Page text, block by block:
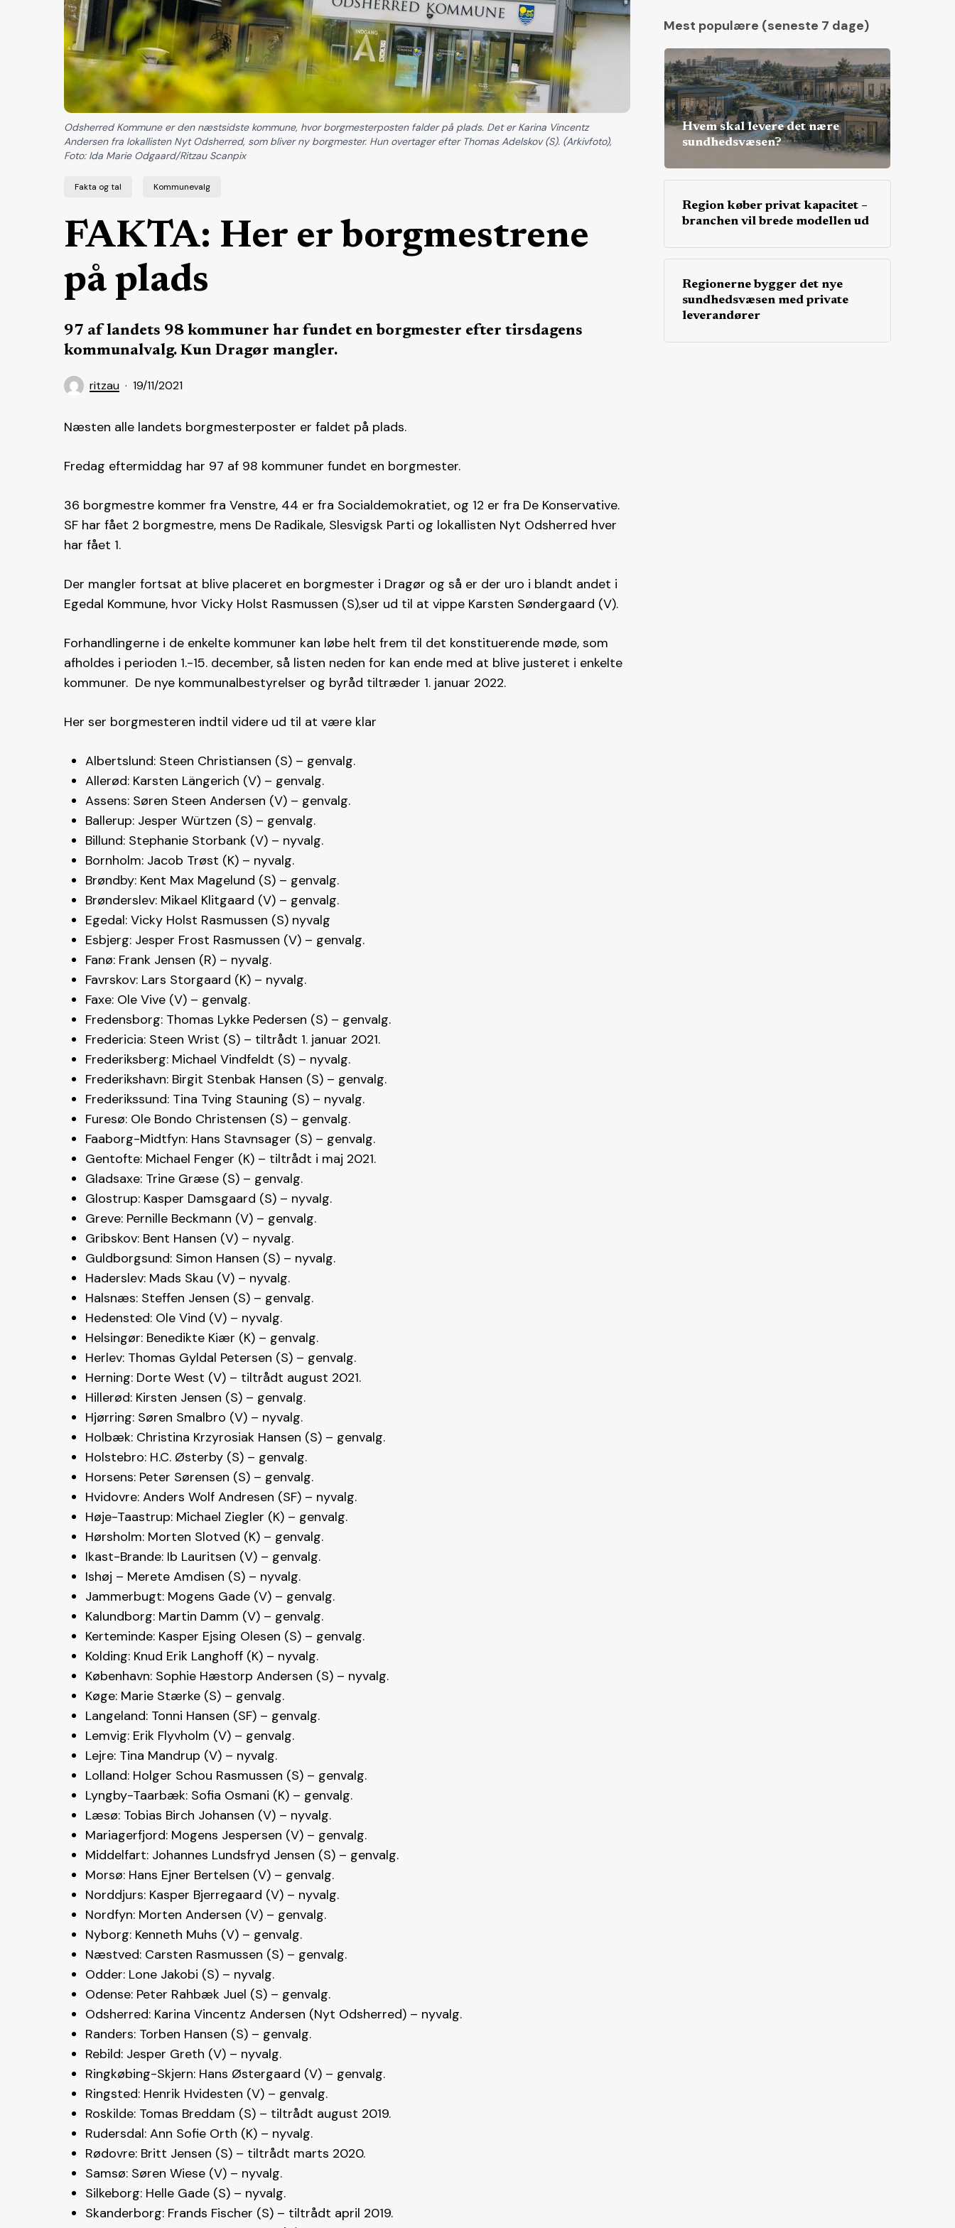
Fakta og tal Kommunevalg
FAKTA: Her er borgmestrene
på plads
97 af landets 98 kommuner har fundet en borgmester efter tirsdagens
kommunalvalg. Kun Dragør mangler.
ritzau 19/11/2021
Odsherred Kommune er den næstsidste kommune, hvor borgmesterposten falder på plads. Det er Karina Vincentz
Andersen fra lokallisten Nyt Odsherred, som bliver ny borgmester. Hun overtager efter Thomas Adelskov (S). (Arkivfoto),
Foto: Ida Marie Odgaard/Ritzau Scanpix
Næsten alle landets borgmesterposter er faldet på plads.
Fredag eftermiddag har 97 af 98 kommuner fundet en borgmester.
36 borgmestre kommer fra Venstre, 44 er fra Socialdemokratiet, og 12 er fra De Konservative.
SF har fået 2 borgmestre, mens De Radikale, Slesvigsk Parti og lokallisten Nyt Odsherred hver
har fået 1.
Der mangler fortsat at blive placeret en borgmester i Dragør og så er der uro i blandt andet i
Egedal Kommune, hvor Vicky Holst Rasmussen (S),ser ud til at vippe Karsten Søndergaard (V).
Forhandlingerne i de enkelte kommuner kan løbe helt frem til det konstituerende møde, som
afholdes i perioden 1.-15. december, så listen neden for kan ende med at blive justeret i enkelte
kommuner. De nye kommunalbestyrelser og byråd tiltræder 1. januar 2022.
Her ser borgmesteren indtil videre ud til at være klar
Albertslund: Steen Christiansen (S) – genvalg.
Allerød: Karsten Längerich (V) – genvalg.
Assens: Søren Steen Andersen (V) – genvalg.
Ballerup: Jesper Würtzen (S) – genvalg.
Billund: Stephanie Storbank (V) – nyvalg.
Bornholm: Jacob Trøst (K) – nyvalg.
Brøndby: Kent Max Magelund (S) – genvalg.
Brønderslev: Mikael Klitgaard (V) – genvalg.
Egedal: Vicky Holst Rasmussen (S) nyvalg
Esbjerg: Jesper Frost Rasmussen (V) – genvalg.
Fanø: Frank Jensen (R) – nyvalg.
Favrskov: Lars Storgaard (K) – nyvalg.
Faxe: Ole Vive (V) – genvalg.
Fredensborg: Thomas Lykke Pedersen (S) – genvalg.
Fredericia: Steen Wrist (S) – tiltrådt 1. januar 2021.
Frederiksberg: Michael Vindfeldt (S) – nyvalg.
Frederikshavn: Birgit Stenbak Hansen (S) – genvalg.
Frederikssund: Tina Tving Stauning (S) – nyvalg.
Furesø: Ole Bondo Christensen (S) – genvalg.
Faaborg-Midtfyn: Hans Stavnsager (S) – genvalg.
Gentofte: Michael Fenger (K) – tiltrådt i maj 2021.
Gladsaxe: Trine Græse (S) – genvalg.
Glostrup: Kasper Damsgaard (S) – nyvalg.
Greve: Pernille Beckmann (V) – genvalg.
Gribskov: Bent Hansen (V) – nyvalg.
Guldborgsund: Simon Hansen (S) – nyvalg.
Haderslev: Mads Skau (V) – nyvalg.
Halsnæs: Steffen Jensen (S) – genvalg.
Hedensted: Ole Vind (V) – nyvalg.
Helsingør: Benedikte Kiær (K) – genvalg.
Herlev: Thomas Gyldal Petersen (S) – genvalg.
Herning: Dorte West (V) – tiltrådt august 2021.
Hillerød: Kirsten Jensen (S) – genvalg.
Hjørring: Søren Smalbro (V) – nyvalg.
Holbæk: Christina Krzyrosiak Hansen (S) – genvalg.
Holstebro: H.C. Østerby (S) – genvalg.
Horsens: Peter Sørensen (S) – genvalg.
Hvidovre: Anders Wolf Andresen (SF) – nyvalg.
Høje-Taastrup: Michael Ziegler (K) – genvalg.
Hørsholm: Morten Slotved (K) – genvalg.
Ikast-Brande: Ib Lauritsen (V) – genvalg.
Ishøj – Merete Amdisen (S) – nyvalg.
Jammerbugt: Mogens Gade (V) – genvalg.
Kalundborg: Martin Damm (V) – genvalg.
Kerteminde: Kasper Ejsing Olesen (S) – genvalg.
Kolding: Knud Erik Langhoff (K) – nyvalg.
København: Sophie Hæstorp Andersen (S) – nyvalg.
Køge: Marie Stærke (S) – genvalg.
Langeland: Tonni Hansen (SF) – genvalg.
Lemvig: Erik Flyvholm (V) – genvalg.
Lejre: Tina Mandrup (V) – nyvalg.
Lolland: Holger Schou Rasmussen (S) – genvalg.
Lyngby-Taarbæk: Sofia Osmani (K) – genvalg.
Læsø: Tobias Birch Johansen (V) – nyvalg.
Mariagerfjord: Mogens Jespersen (V) – genvalg.
Middelfart: Johannes Lundsfryd Jensen (S) – genvalg.
Morsø: Hans Ejner Bertelsen (V) – genvalg.
Norddjurs: Kasper Bjerregaard (V) – nyvalg.
Nordfyn: Morten Andersen (V) – genvalg.
Nyborg: Kenneth Muhs (V) – genvalg.
Næstved: Carsten Rasmussen (S) – genvalg.
Odder: Lone Jakobi (S) – nyvalg.
Odense: Peter Rahbæk Juel (S) – genvalg.
Odsherred: Karina Vincentz Andersen (Nyt Odsherred) – nyvalg.
Randers: Torben Hansen (S) – genvalg.
Rebild: Jesper Greth (V) – nyvalg.
Ringkøbing-Skjern: Hans Østergaard (V) – genvalg.
Ringsted: Henrik Hvidesten (V) – genvalg.
Roskilde: Tomas Breddam (S) – tiltrådt august 2019.
Rudersdal: Ann Sofie Orth (K) – nyvalg.
Rødovre: Britt Jensen (S) – tiltrådt marts 2020.
Samsø: Søren Wiese (V) – nyvalg.
Silkeborg: Helle Gade (S) – nyvalg.
Skanderborg: Frands Fischer (S) – tiltrådt april 2019.
Mest populære (seneste 7 dage)
Hvem skal levere det nære
sundhedsvæsen?
Region køber privat kapacitet –
branchen vil brede modellen ud
Regionerne bygger det nye
sundhedsvæsen med private
leverandører